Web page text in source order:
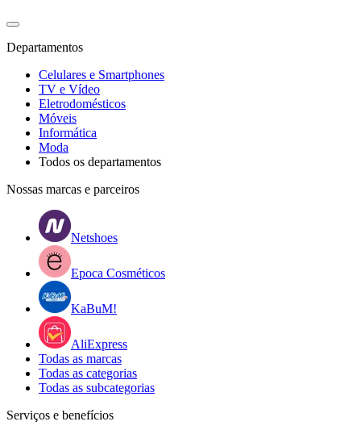
Departamentos
Celulares e Smartphones
TV e Vídeo
Eletrodomésticos
Móveis
Informática
Moda
Todos os departamentos
Nossas marcas e parceiros
Netshoes
Epoca Cosméticos
KaBuM!
AliExpress
Todas as marcas
Todas as categorias
Todas as subcategorias
Serviços e benefícios